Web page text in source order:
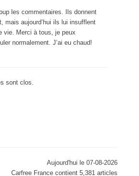
les commentaires. Ils donnent
mais aujourd’hui ils lui insufflent
vie. Merci à tous, je peux
normalement. J’ai eu chaud!
sont clos.
Aujourd'hui le 07-08-2026
Carfree France contient 5,381 articles